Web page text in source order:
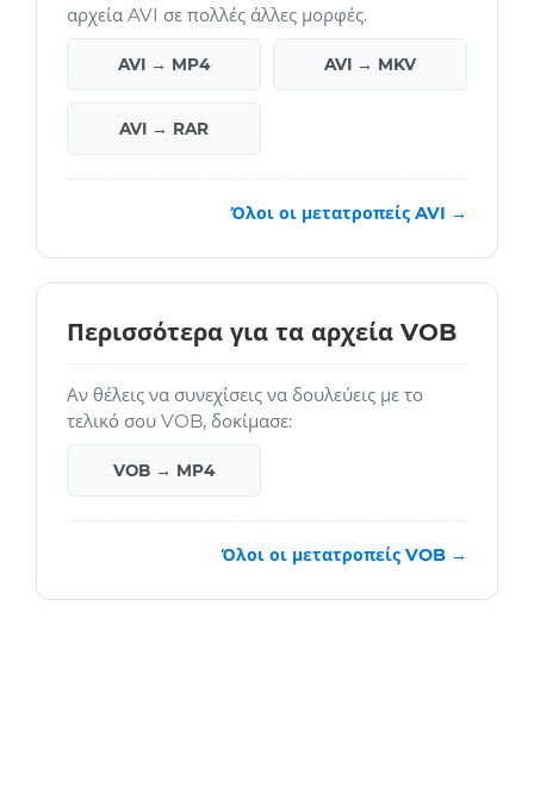
αρχεία AVI σε πολλές άλλες μορφές.
AVI → MP4 AVI → MKV
AVI → RAR
Όλοι οι μετατροπείς AVI →
Περισσότερα για τα αρχεία VOB
Αν θέλεις να συνεχίσεις να δουλεύεις με το
τελικό σου VOB, δοκίμασε:
VOB → MP4
Όλοι οι μετατροπείς VOB →